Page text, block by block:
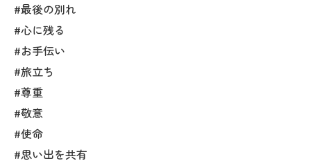
#最後の別れ
#心に残る
#お手伝い
#旅立ち
#尊重
#敬意
#使命
#思い出を共有